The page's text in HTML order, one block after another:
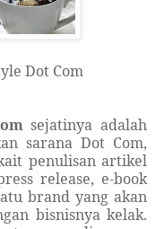
Dot Com
sejatinya adalah
sarana Dot Com,
penulisan artikel
release, e-book
brand yang akan
bisnisnya kelak.